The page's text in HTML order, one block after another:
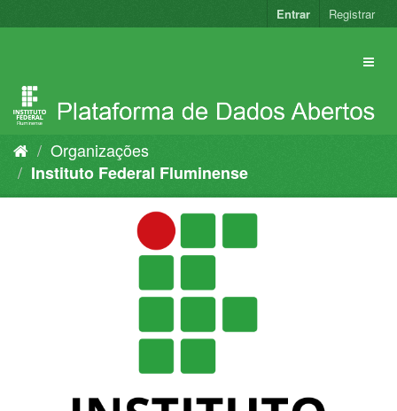
para
Entrar Registrar
Organizações
Instituto Federal Fluminense